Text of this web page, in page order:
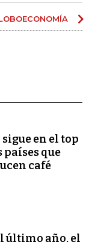
en el top
países que
café
último año, el